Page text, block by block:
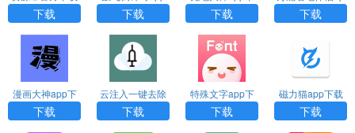
下载
下载
下载
载
下载
p下载
下载
漫画大神app下
载
下载
云注入一键去除
下载
下载
特殊文字app下
载
下载
磁力猫app下载
下载